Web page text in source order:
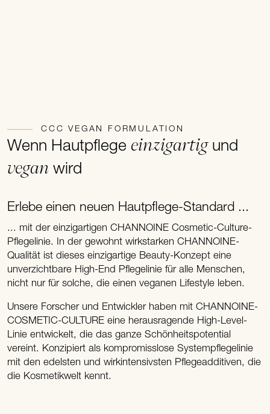
CCC VEGAN FORMULATION
Wenn Hautpflege einzigartigund
vegan wird
Erlebe einen neuen Hautpflege-Standard ...
... mit der einzigartigen CHANNOINE Cosmetic-Culture-
Pflegelinie. In der gewohnt wirkstarken CHANNOINE-
Qualität ist dieses einzigartige Beauty-Konzept eine
unverzichtbare High-End Pflegelinie für alle Menschen,
nicht nur für solche, die einen veganen Lifestyle leben.
Unsere Forscher und Entwickler haben mit CHANNOINE-
COSMETIC-CULTURE eine herausragende High-Level-
Linie entwickelt, die das ganze Schönheitspotential
vereint. Konzipiert als kompromisslose Systempflegelinie
mit den edelsten und wirkintensivsten Pflegeadditiven, die
die Kosmetikwelt kennt.